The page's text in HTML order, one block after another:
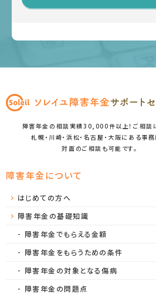
障害年金の相談実績30,000件以上！ご相談
札幌・川崎・浜松・名古屋・大阪にある事
対面のご相談も可能です。
障害年金について
はじめての方へ
障害年金の基礎知識
障害年金でもらえる金額
障害年金をもらうための条件
障害年金の対象となる傷病
障害年金の問題点